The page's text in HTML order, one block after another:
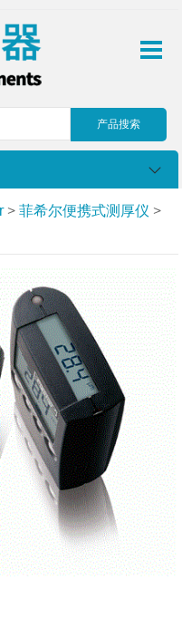
>菲希尔便携式测厚仪 >